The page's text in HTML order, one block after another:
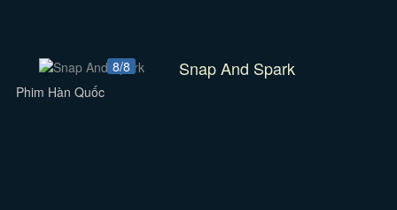
8/8 Snap And Spark
Phim Hàn Quốc